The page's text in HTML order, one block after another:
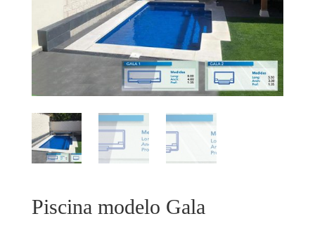
Piscina modelo Gala